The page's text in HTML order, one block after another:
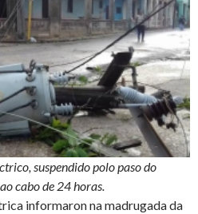
suspendido polo paso do
cabo de 24 horas.
informaron na madrugada da